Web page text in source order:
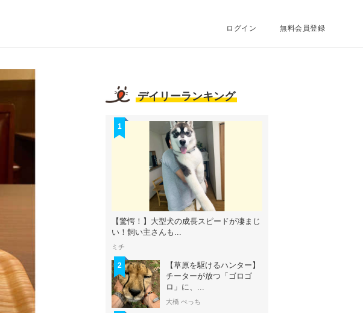
ログイン 無料会員登録
デイリーランキング
1
【驚愕！】大型犬の成長スピードが凄まじ
い！飼い主さんも...
ミチ
2
【草原を駆けるハンター】
チーターが放つ「ゴロゴ
ロ」に、...
大橋 ぺっち